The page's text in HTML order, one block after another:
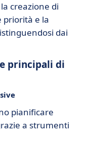
creazione di
priorità e la
dai
principali di
pianificare
a strumenti